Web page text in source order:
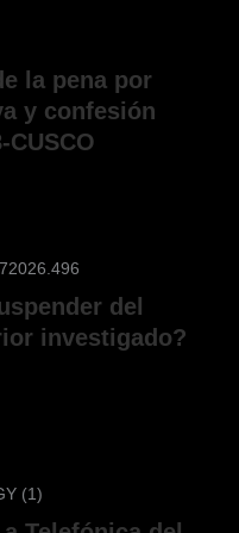
la pena por
y confesión
CUSCO
del
investigado?